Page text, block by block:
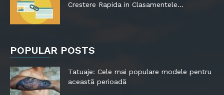
Crestere Rapida in Clasamentele...
POPULAR POSTS
Tatuaje: Cele mai populare modele pentru
această perioadă